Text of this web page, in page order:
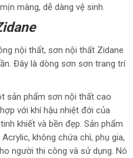
màng, dễ dàng vệ sinh.
nội thất, sơn nội thất Zidane
Đây là dòng sơn sơn trang trí
sản phẩm sơn nội thất cao
với khí hậu nhiệt đới của
khiết và bền đẹp. Sản phẩm
không chứa chì, phụ gia,
người thi công và sử dụng. Nó